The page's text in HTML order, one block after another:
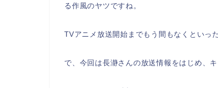
る作風のヤツですね。
TVアニメ放送開始までもう間もなくといっ
で、今回は長瀞さんの放送情報をはじめ、キ